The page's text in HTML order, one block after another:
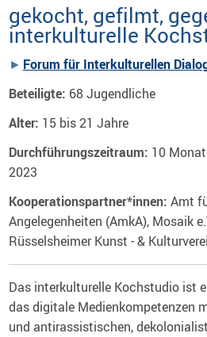
gekocht, gefilmt,
interkulturelle
Forum für Interkulturellen
Beteiligte: 68 Jugendliche
Alter: 15 bis 21 Jahre
Durchführungszeitraum: 10
2023
Kooperationspartner*innen:Amt
Angelegenheiten (AmkA), Mosaik
Rüsselsheimer Kunst - &
Das interkulturelle Kochstudio ist
das digitale Medienkompetenzen
und antirassistischen,